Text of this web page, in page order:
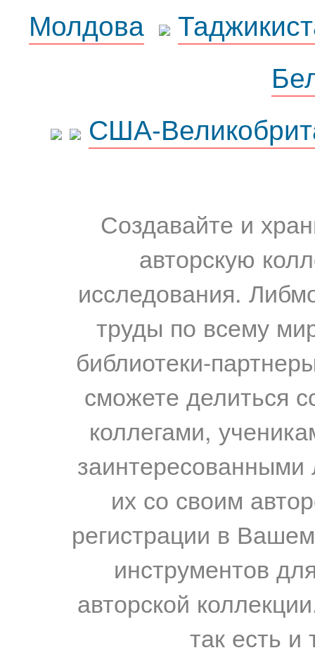
Молдова
США-
Создавайте и
авторскую
исследования.
труды по всему
библиотеки-
сможете делиться
коллегами,
их со своим
регистрации в
инструментов
авторской
так есть и